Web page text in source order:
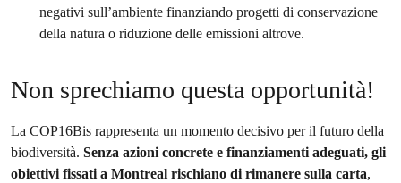
negativi sull’ambiente finanziando progetti di conservazione
della natura o riduzione delle emissioni altrove.
Non sprechiamo questa opportunità!
La COP16Bis rappresenta un momento decisivo per il futuro della
biodiversità. Senza azioni concrete e finanziamenti adeguati, gli
obiettivi fissati a Montreal rischiano di rimanere sulla carta,